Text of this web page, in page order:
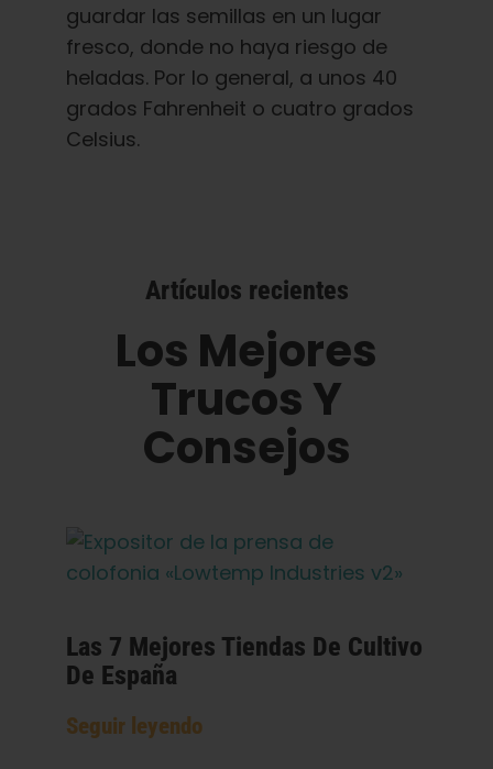
guardar las semillas en un lugar
fresco, donde no haya riesgo de
heladas. Por lo general, a unos 40
grados Fahrenheit o cuatro grados
Celsius.
Artículos recientes
Los Mejores
Trucos Y
Consejos
Las 7 Mejores Tiendas De Cultivo
De España
Seguir leyendo